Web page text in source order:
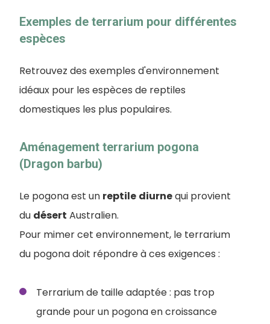
Exemples de terrarium pour différentes
espèces
Retrouvez des exemples d'environnement
idéaux pour les espèces de reptiles
domestiques les plus populaires.
Aménagement terrarium pogona
(Dragon barbu)
Le pogona est un reptile diurnequi provient
du désert Australien.
Pour mimer cet environnement, le terrarium
du pogona doit répondre à ces exigences :
Terrarium de taille adaptée : pas trop
grande pour un pogona en croissance